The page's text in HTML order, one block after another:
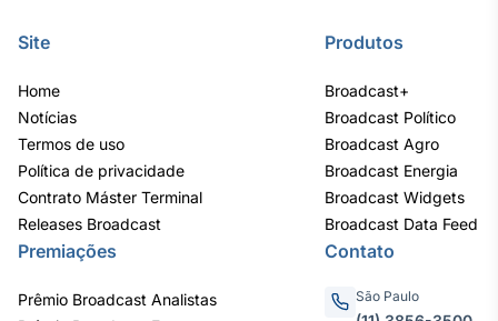
Site
Home
Notícias
Termos de uso
Política de privacidade
Contrato Máster Terminal
Releases Broadcast
Produtos
Broadcast+
Broadcast Político
Broadcast Agro
Broadcast Energia
Broadcast Widgets
Broadcast Data Feed
Premiações
Prêmio Broadcast Analistas
Contato
São Paulo